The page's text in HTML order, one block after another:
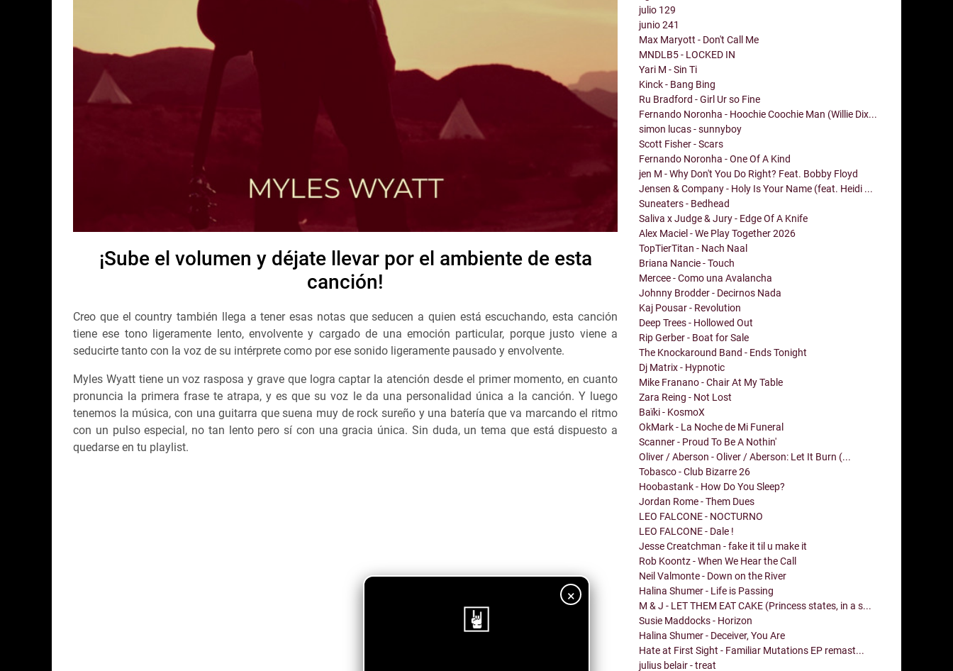
×
¡Sube el volumen y déjate llevar por el ambiente de esta
canción!
Creo que el country también llega a tener esas notas que seducen a quien está escuchando, esta canción
tiene ese tono ligeramente lento, envolvente y cargado de una emoción particular, porque justo viene a
seducirte tanto con la voz de su intérprete como por ese sonido ligeramente pausado y envolvente.
Myles Wyatt tiene un voz rasposa y grave que logra captar la atención desde el primer momento, en cuanto
pronuncia la primera frase te atrapa, y es que su voz le da una personalidad única a la canción. Y luego
tenemos la música, con una guitarra que suena muy de rock sureño y una batería que va marcando el ritmo
con un pulso especial, no tan lento pero sí con una gracia única. Sin duda, un tema que está dispuesto a
quedarse en tu playlist.
julio 129
junio241
Max Maryott - Don't Call Me
MNDLB5 - LOCKED IN
Yari M - Sin Ti
Kinck - Bang Bing
Ru Bradford - Girl Ur so Fine
Fernando Noronha - Hoochie Coochie Man (Willie Dix...
simon lucas - sunnyboy
Scott Fisher - Scars
Fernando Noronha - One Of A Kind
jen M - Why Don't You Do Right? Feat. Bobby Floyd
Jensen & Company - Holy Is Your Name (feat. Heidi ...
Suneaters - Bedhead
Saliva x Judge & Jury - Edge Of A Knife
Alex Maciel - We Play Together 2026
TopTierTitan - Nach Naal
Briana Nancie - Touch
Mercee - Como una Avalancha
Johnny Brodder - Decirnos Nada
Kaj Pousar - Revolution
Deep Trees - Hollowed Out
Rip Gerber - Boat for Sale
The Knockaround Band - Ends Tonight
Dj Matrix - Hypnotic
Mike Franano - Chair At My Table
Zara Reing - Not Lost
Baïki - KosmoX
OkMark - La Noche de Mi Funeral
Scanner - Proud To Be A Nothin'
Oliver / Aberson - Oliver / Aberson: Let It Burn (...
Tobasco - Club Bizarre 26
Hoobastank - How Do You Sleep?
Jordan Rome - Them Dues
LEO FALCONE - NOCTURNO
LEO FALCONE - Dale !
Jesse Creatchman - fake it til u make it
Rob Koontz - When We Hear the Call
Neil Valmonte - Down on the River
Halina Shumer - Life is Passing
M & J - LET THEM EAT CAKE (Princess states, in a s...
Susie Maddocks - Horizon
Halina Shumer - Deceiver, You Are
Hate at First Sight - Familiar Mutations EP remast...
julius belair - treat